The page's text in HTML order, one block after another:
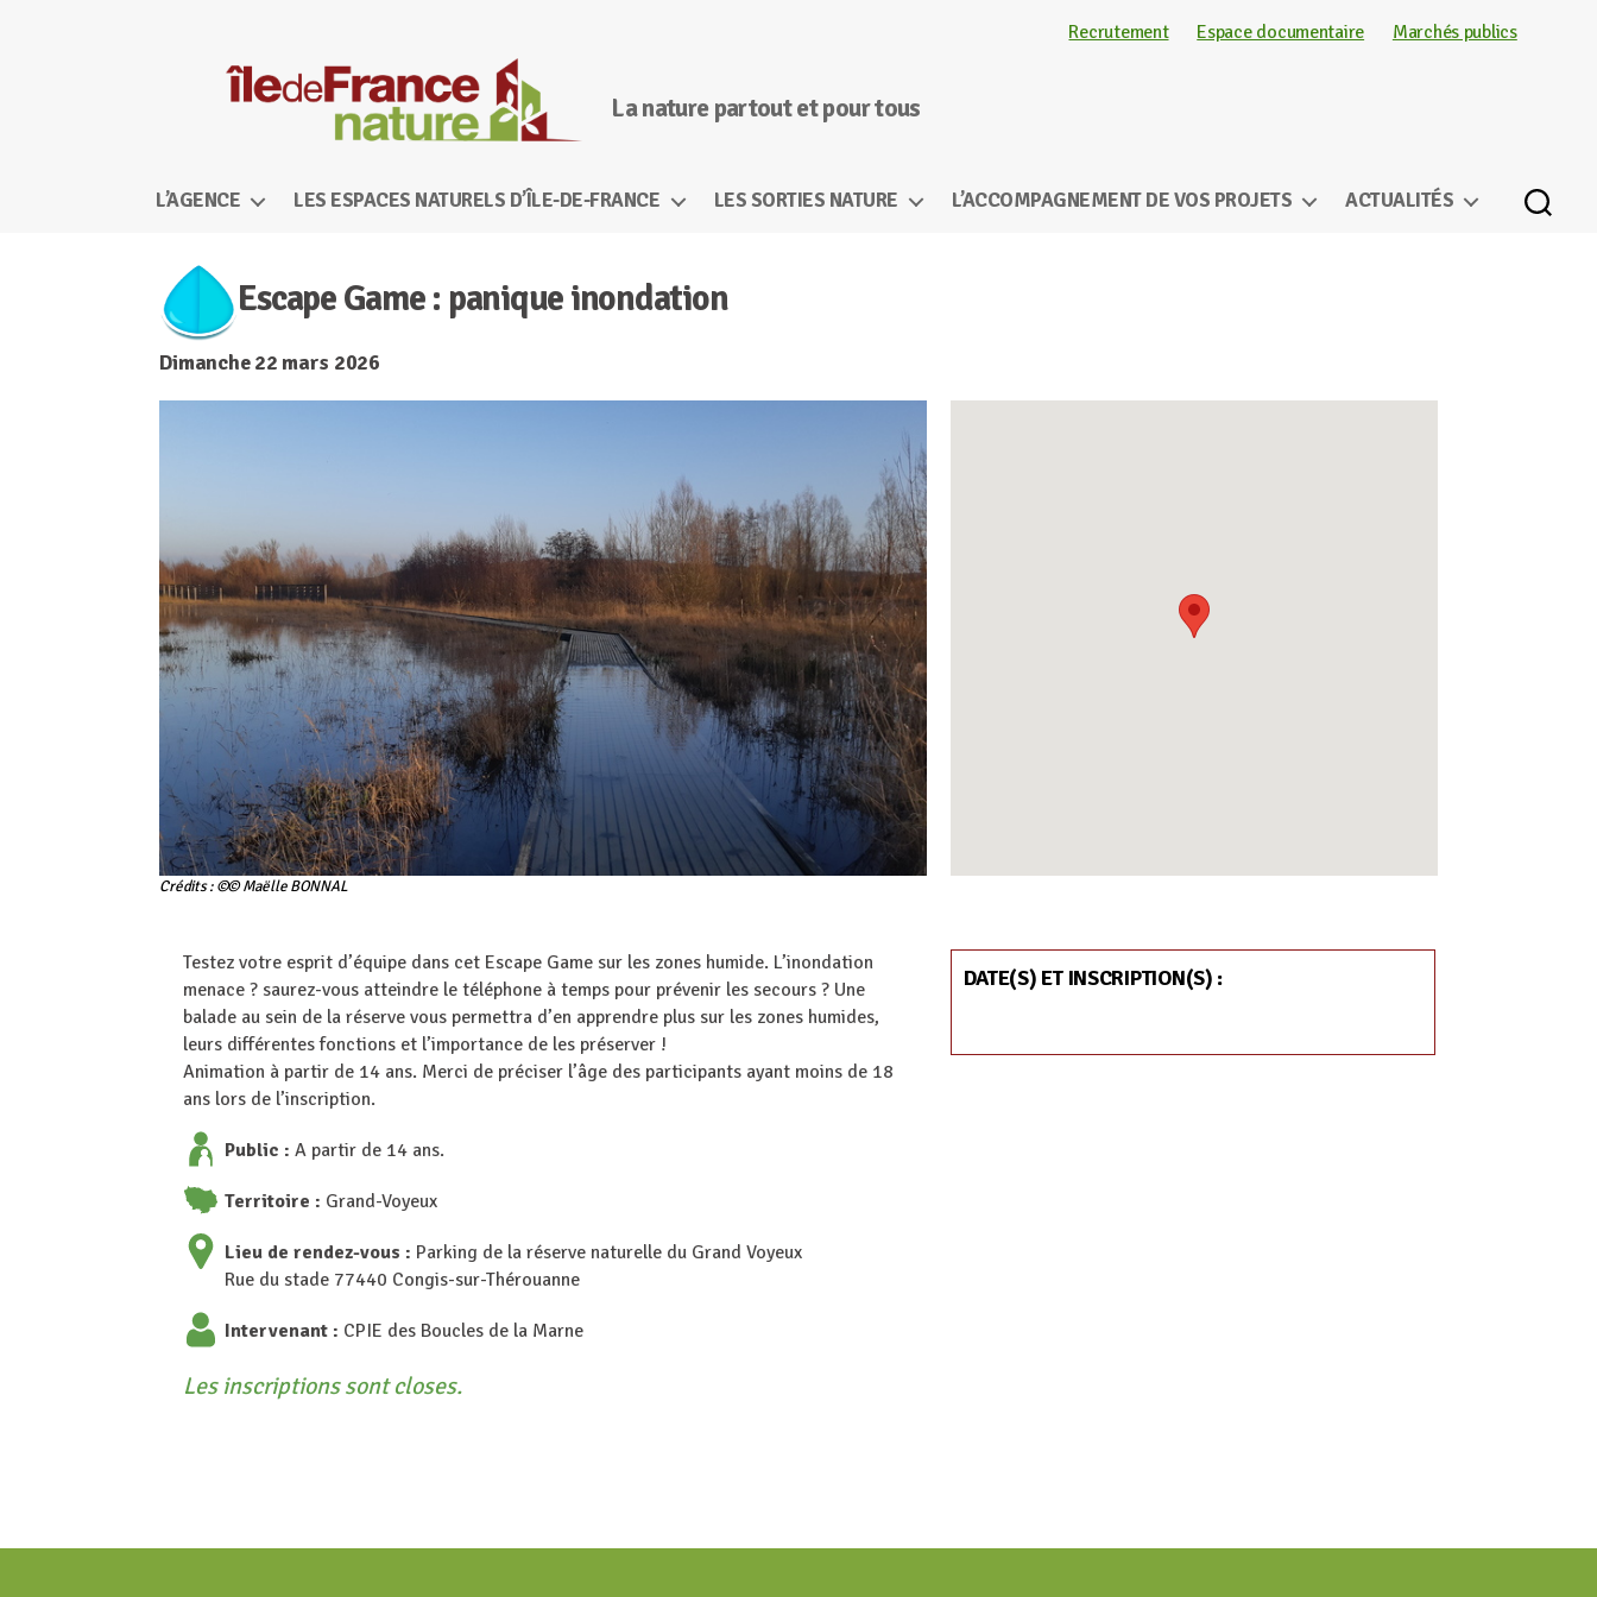
Recrutement Espace documentaire Marchés publics
de-
La nature partout et pour tous
L’AGENCE LES ESPACES NATURELS D’ÎLE-DE-FRANCE LES SORTIES NATURE L’ACCOMPAGNEMENT DE VOS PROJETS ACTUALITÉS
Escape Game : panique inondation
Dimanche 22 mars 2026
Crédits : ©© Maëlle BONNAL
Testez votre esprit d’équipe dans cet Escape Game sur les zones humide. L’inondation
menace ? saurez-vous atteindre le téléphone à temps pour prévenir les secours ? Une
balade au sein de la réserve vous permettra d’en apprendre plus sur les zones humides,
leurs différentes fonctions et l’importance de les préserver !
Animation à partir de 14 ans. Merci de préciser l’âge des participants ayant moins de 18
ans lors de l’inscription.
Public : A partir de 14 ans.
Territoire : Grand-Voyeux
Lieu de rendez-vous : Parking de la réserve naturelle du Grand Voyeux
Rue du stade 77440 Congis-sur-Thérouanne
Intervenant : CPIE des Boucles de la Marne
Les inscriptions sont closes.
DATE(S) ET INSCRIPTION(S) :